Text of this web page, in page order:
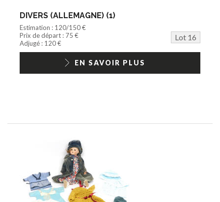
DIVERS (ALLEMAGNE) (1)
Estimation : 120/150 €
Prix de départ : 75 €
Lot 16
Adjugé : 120 €
EN SAVOIR PLUS